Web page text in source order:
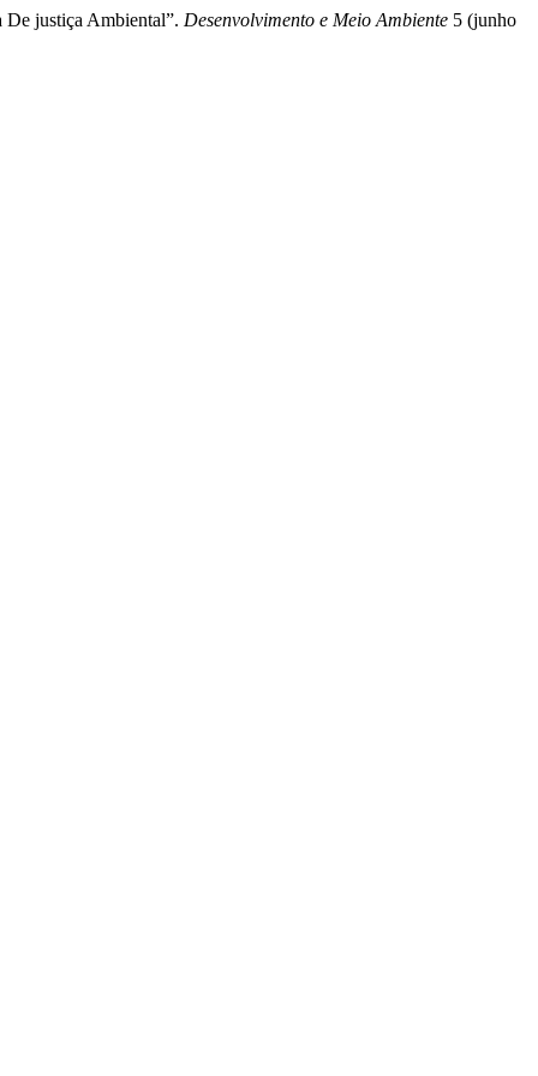
De justiça Ambiental”. Desenvolvimento e Meio Ambiente 5 (junho